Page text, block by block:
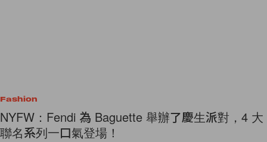
Fashion
NYFW：Fendi 為 Baguette 舉辦了慶生派對，4 大
聯名系列一口氣登場！